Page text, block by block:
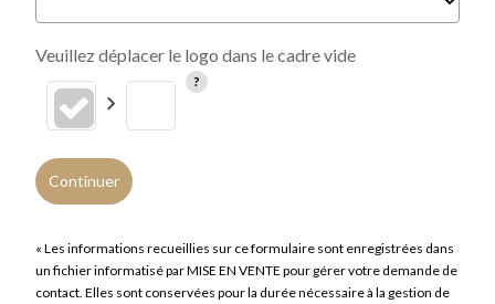
Veuillez déplacer le logo dans le cadre vide
Continuer
« Les informations recueillies sur ce formulaire sont enregistrées dans
un fichier informatisé par MISE EN VENTE pour gérer votre demande de
contact. Elles sont conservées pour la durée nécessaire à la gestion de